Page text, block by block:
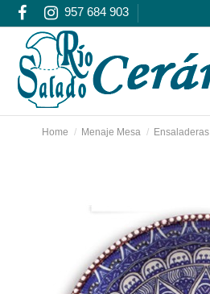
957 684 903
Home Menaje Mesa Ensaladeras